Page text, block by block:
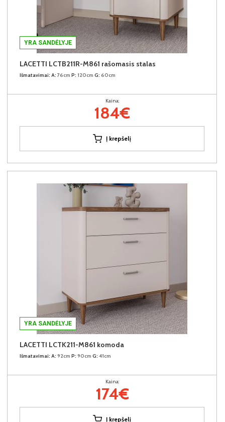
YRA SANDĖLYJE
LACETTI LCTB211R-M861 rašomasis stalas
Išmatavimai: A: 76cm P: 120cm G: 60cm
Kaina:
184€
Į krepšelį
YRA SANDĖLYJE
LACETTI LCTK211-M861 komoda
Išmatavimai: A: 92cm P: 90cm G: 41cm
Kaina:
174€
Į krepšelį